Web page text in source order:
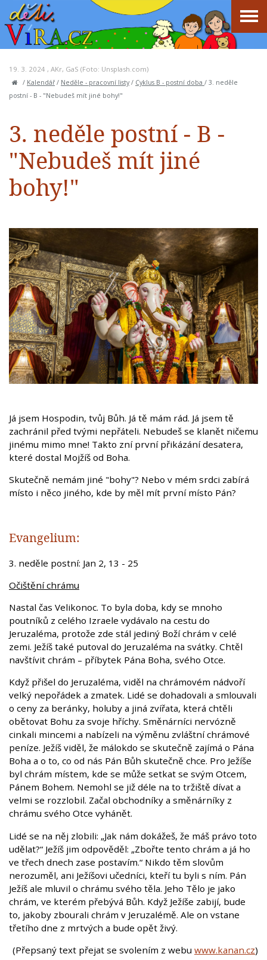
19. 3. 2024 , AKr, GaS (Foto: Unsplash.com)
/ Kalendář / Neděle - pracovní listy/ Cyklus B - postní doba / 3. neděle
postní - B - "Nebudeš mít jiné bohy!"
3. neděle postní - B -
"Nebudeš mít jiné
bohy!"
Já jsem Hospodin, tvůj Bůh. Já tě mám rád. Já jsem tě
zachránil před tvými nepřáteli. Nebudeš se klanět ničemu
jinému mimo mne! Takto zní první přikázání desatera,
které dostal Mojžíš od Boha.
Skutečně nemám jiné "bohy"? Nebo v mém srdci zabírá
místo i něco jiného, kde by měl mít první místo Pán?
Evangelium:
3. neděle postní: Jan 2, 13 - 25
Očištění chrámu
Nastal čas Velikonoc. To byla doba, kdy se mnoho
poutníků z celého Izraele vydávalo na cestu do
Jeruzaléma, protože zde stál jediný Boží chrám v celé
zemi. Ježíš také putoval do Jeruzaléma na svátky. Chtěl
navštívit chrám – příbytek Pána Boha, svého Otce.
Když přišel do Jeruzaléma, viděl na chrámovém nádvoří
velký nepořádek a zmatek. Lidé se dohadovali a smlouvali
o ceny za beránky, holuby a jiná zvířata, která chtěli
obětovat Bohu za svoje hříchy. Směnárníci nervózně
cinkali mincemi a nabízeli na výměnu zvláštní chrámové
peníze. Ježíš viděl, že málokdo se skutečně zajímá o Pána
Boha a o to, co od nás Pán Bůh skutečně chce. Pro Ježíše
byl chrám místem, kde se může setkat se svým Otcem,
Pánem Bohem. Nemohl se již déle na to tržiště dívat a
velmi se rozzlobil. Začal obchodníky a směnárníky z
chrámu svého Otce vyhánět.
Lidé se na něj zlobili: „Jak nám dokážeš, že máš právo toto
udělat?“ Ježíš jim odpověděl: „Zbořte tento chrám a já ho
ve třech dnech zase postavím.“ Nikdo těm slovům
nerozuměl, ani Ježíšovi učedníci, kteří tu byli s ním. Pán
Ježíš ale mluvil o chrámu svého těla. Jeho Tělo je jako
chrám, ve kterém přebývá Bůh. Když Ježíše zabijí, bude
to, jakoby zbourali chrám v Jeruzalémě. Ale on vstane
třetího dne z mrtvých a bude opět živý.
(Přepsaný text přejat se svolením z webu www.kanan.cz)